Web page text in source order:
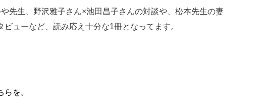
先生、野沢雅子さん×池田昌子さんの対談や、松本先生の妻
ューなど、読み応え十分な1冊となってます。
を。